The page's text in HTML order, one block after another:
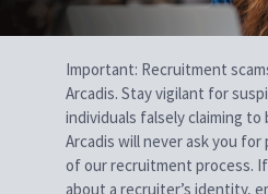
Important: Recruitment
Arcadis. Stay vigilant for
individuals falsely claiming to
Arcadis will never ask you
of our recruitment process.
about a recruiter’s identity,